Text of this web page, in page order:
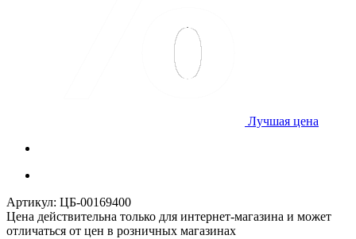
Лучшая цена
Артикул: ЦБ-00169400
Цена действительна только для интернет-магазина и может
отличаться от цен в розничных магазинах